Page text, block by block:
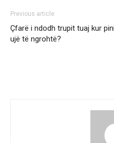
Previous article
Çfarë i ndodh trupit tuaj kur pini
ujë të ngrohtë?